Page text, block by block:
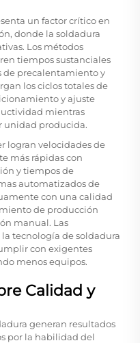
un factor crítico en
donde la soldadura
Los métodos
tiempos sustanciales
de precalentamiento y
los ciclos totales de
y ajuste
mientras
unidad producida.
logran velocidades de
más rápidas con
y tiempos de
automatizados de
con una calidad
de producción
manual. Las
tecnología de soldadura
con exigentes
menos equipos.
Calidad y
generan resultados
por la habilidad del